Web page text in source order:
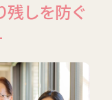
しを防ぐ